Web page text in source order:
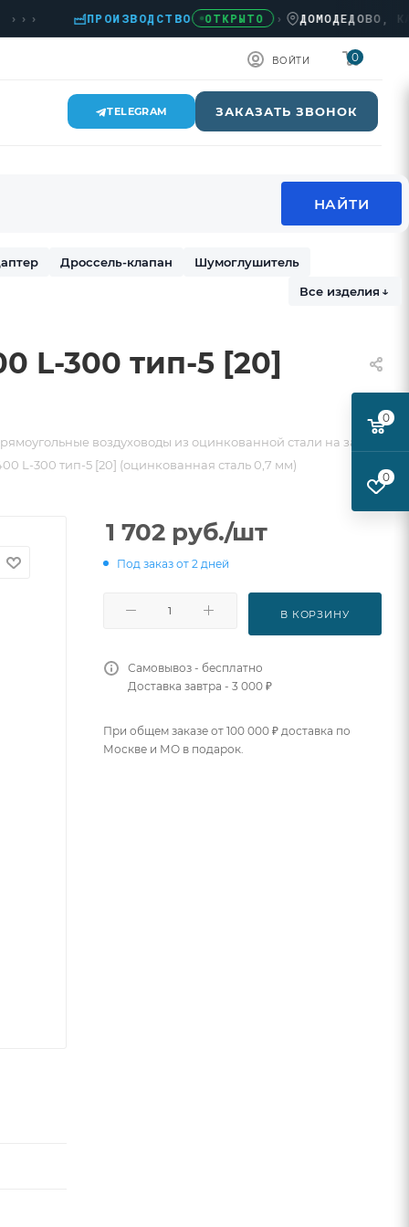
ПРОИЗВОДСТВО ОТКРЫТО › ДОМОДЕДОВО,
ВОЙТИ 0
TELEGRAM ЗАКАЗАТЬ ЗВОНОК
Дроссель-клапан
Шумоглушитель
Все изделия ↓
L-300 тип-5 [20]
воздуховоды из оцинкованной стали на заказ
L-300 тип-5 [20] (оцинкованная сталь 0,7 мм)
1 702 руб./шт
Под заказ от 2 дней
В КОРЗИНУ
Самовывоз - бесплатно
Доставка завтра - 3 000 ₽
При общем заказе от 100 000 ₽ доставка по
Москве и МО в подарок.
0
0